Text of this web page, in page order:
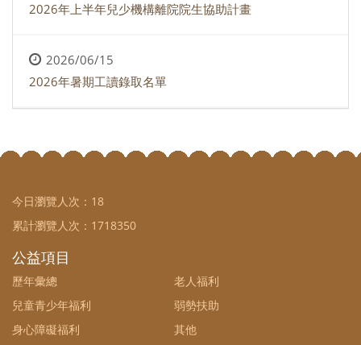
2026年上半年兒少機構離院院生協助計畫
2026/06/15
2026年暑期工讀錄取名單
今日瀏覽人次： 18
累計瀏覽人次： 1718350
公益項目
歷年彙總
老人福利
兒童青少年福利
弱勢扶助
身心障礙福利
其他